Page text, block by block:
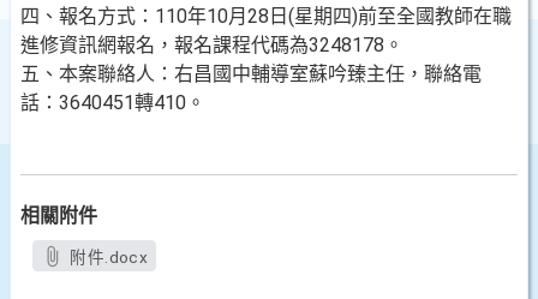
四、報名方式：110年10月28日(星期四)前至全國教師在職
進修資訊網報名，報名課程代碼為3248178。
五、本案聯絡人：右昌國中輔導室蘇吟臻主任，聯絡電
話：3640451轉410。
相關附件
附件.docx